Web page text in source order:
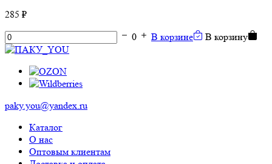
285 ₽
0
В корзине В корзину
paky.you@yandex.ru
Каталог
О нас
Оптовым клиентам